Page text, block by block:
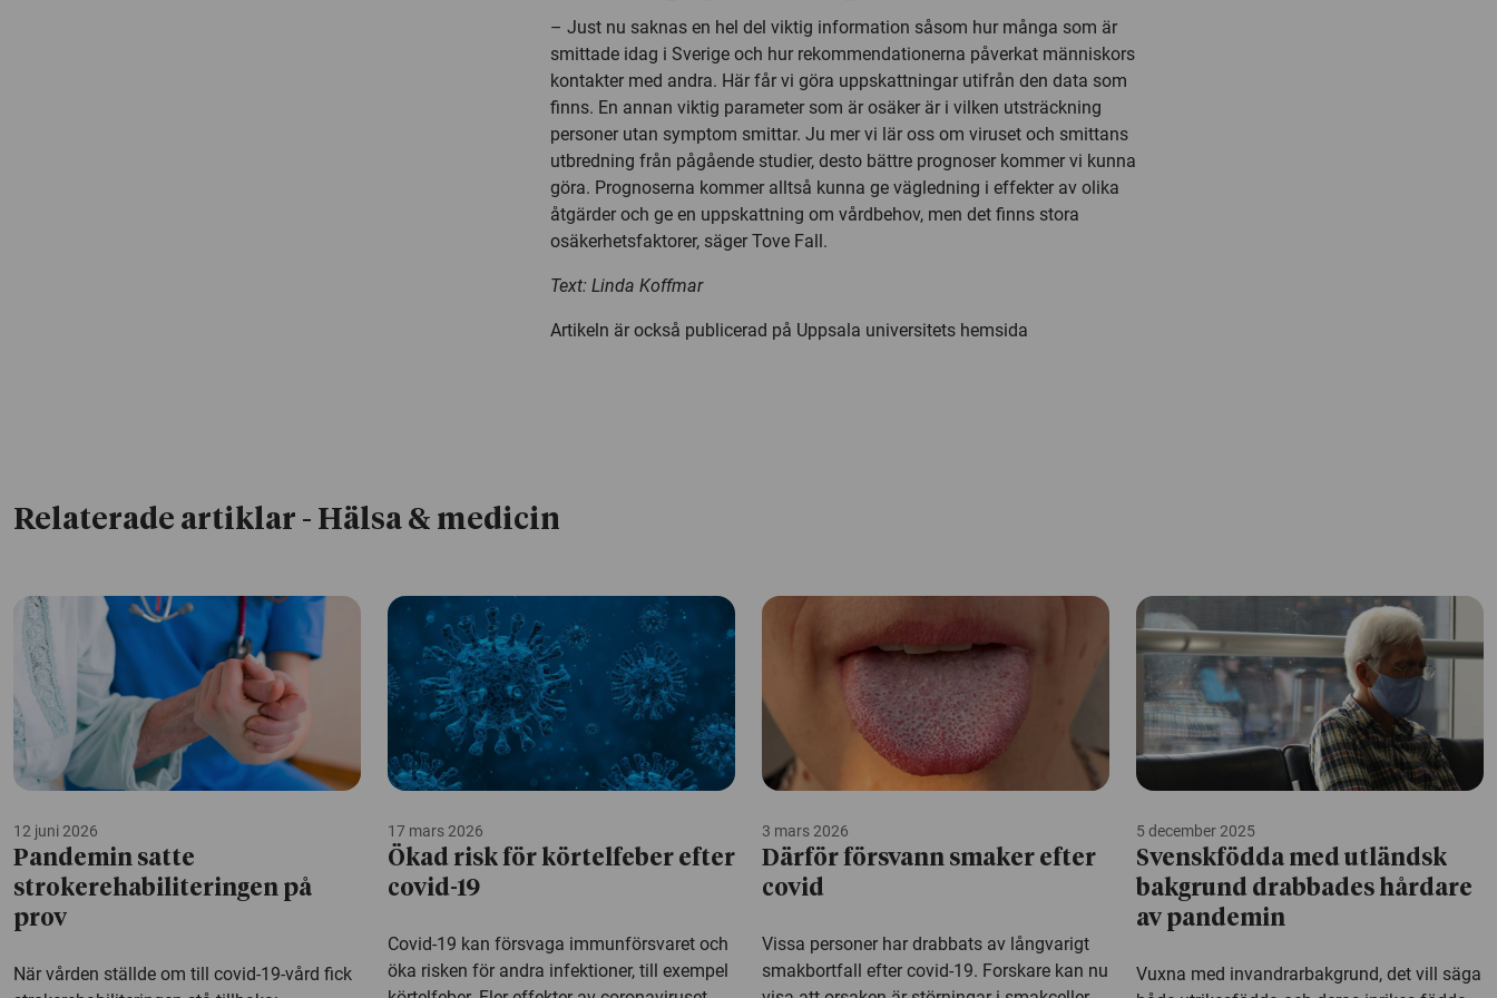
– Just nu saknas en hel del viktig information såsom hur många som är
smittade idag i Sverige och hur rekommendationerna påverkat människors
kontakter med andra. Här får vi göra uppskattningar utifrån den data som
finns. En annan viktig parameter som är osäker är i vilken utsträckning
personer utan symptom smittar. Ju mer vi lär oss om viruset och smittans
utbredning från pågående studier, desto bättre prognoser kommer vi kunna
göra. Prognoserna kommer alltså kunna ge vägledning i effekter av olika
åtgärder och ge en uppskattning om vårdbehov, men det finns stora
osäkerhetsfaktorer, säger Tove Fall.
Text: Linda Koffmar
Artikeln är också publicerad på Uppsala universitets hemsida
Relaterade artiklar - Hälsa & medicin
12 juni 2026
Pandemin satte
strokerehabiliteringen på
prov
När vården ställde om till covid-19-vård fick
17 mars 2026
Ökad risk för körtelfeber efter
covid-19
Covid-19 kan försvaga immunförsvaret och
öka risken för andra infektioner, till exempel
3 mars 2026
Därför försvann smaker efter
covid
Vissa personer har drabbats av långvarigt
smakbortfall efter covid-19. Forskare kan nu
5 december 2025
Svenskfödda med utländsk
bakgrund drabbades hårdare
av pandemin
Vuxna med invandrarbakgrund, det vill säga